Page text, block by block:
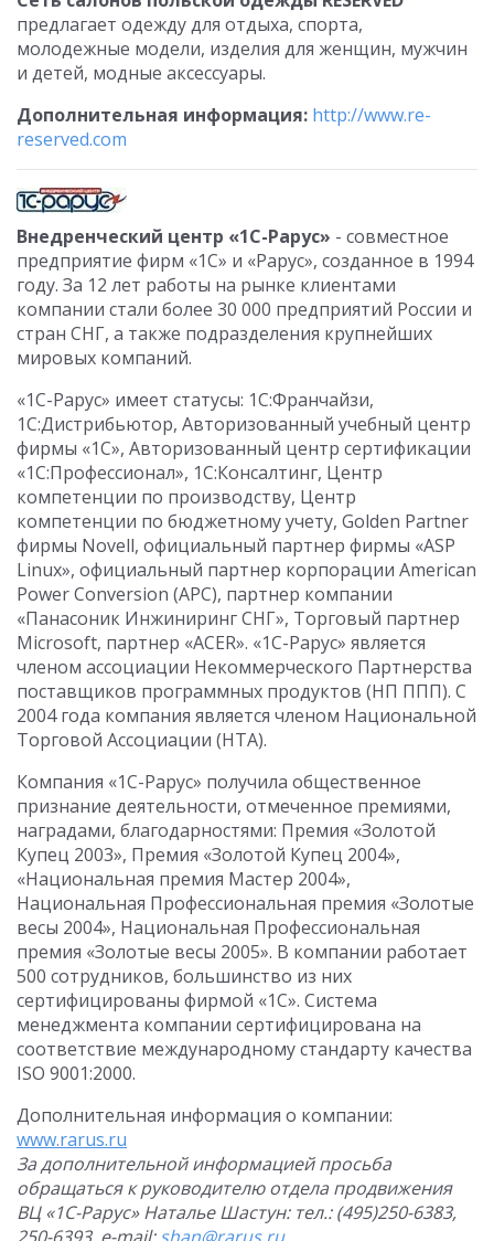
предлагает одежду для отдыха, спорта,
молодежные модели, изделия для женщин, мужчин
и детей, модные аксессуары.
Дополнительная информация: http://www.re-
reserved.com
Внедренческий центр «1С-Рарус» - совместное
предприятие фирм «1С» и «Рарус», созданное в 1994
году. За 12 лет работы на рынке клиентами
компании стали более 30 000 предприятий России и
стран СНГ, а также подразделения крупнейших
мировых компаний.
«1С-Рарус» имеет статусы: 1С:Франчайзи,
1С:Дистрибьютор, Авторизованный учебный центр
фирмы «1С», Авторизованный центр сертификации
«1С:Профессионал», 1С:Консалтинг, Центр
компетенции по производству, Центр
компетенции по бюджетному учету, Golden Partner
фирмы Novell, официальный партнер фирмы «ASP
Linux», официальный партнер корпорации American
Power Conversion (APC), партнер компании
«Панасоник Инжиниринг СНГ», Торговый партнер
Microsoft, партнер «ACER». «1С-Рарус» является
членом ассоциации Некоммерческого Партнерства
поставщиков программных продуктов (НП ППП). С
2004 года компания является членом Национальной
Торговой Ассоциации (НТА).
Компания «1С-Рарус» получила общественное
признание деятельности, отмеченное премиями,
наградами, благодарностями: Премия «Золотой
Купец 2003», Премия «Золотой Купец 2004»,
«Национальная премия Мастер 2004»,
Национальная Профессиональная премия «Золотые
весы 2004», Национальная Профессиональная
премия «Золотые весы 2005». В компании работает
500 сотрудников, большинство из них
сертифицированы фирмой «1С». Система
менеджмента компании сертифицирована на
соответствие международному стандарту качества
ISO 9001:2000.
Дополнительная информация о компании:
www.rarus.ru
За дополнительной информацией просьба
обращаться к руководителю отдела продвижения
ВЦ «1С-Рарус» Наталье Шастун: тел.: (495)250-6383,